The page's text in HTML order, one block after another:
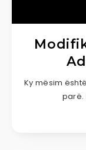
Ky mësim
parë.